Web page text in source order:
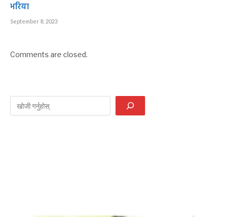
भरिया
September 8, 2023
Comments are closed.